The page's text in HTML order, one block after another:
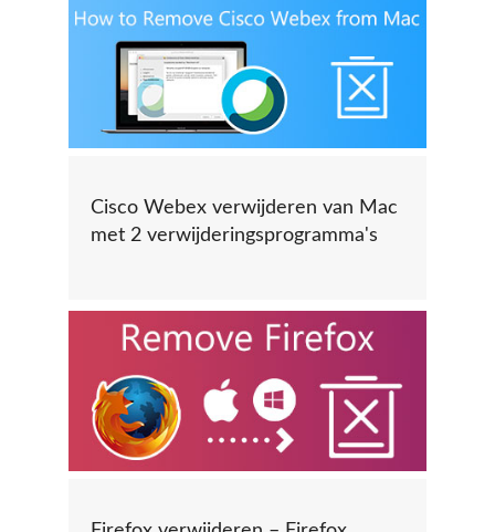
Cisco Webex verwijderen van Mac
met 2 verwijderingsprogramma's